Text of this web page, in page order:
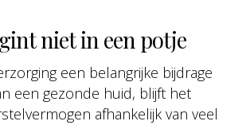
niet in een potje
een belangrijke bijdrage
een gezonde huid, blijft het
afhankelijk van veel